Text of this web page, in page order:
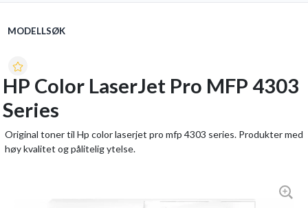
MODELLSØK
HP Color LaserJet Pro MFP 4303
Series
Original toner til Hp color laserjet pro mfp 4303 series. Produkter med
høy kvalitet og pålitelig ytelse.